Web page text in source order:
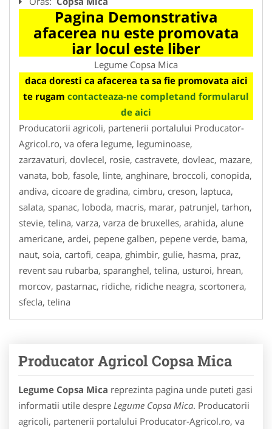
Pagina Demonstrativa
afacerea nu este promovata
iar locul este liber
Legume Copsa Mica
daca doresti ca afacerea ta sa fie promovata aici
te rugam contacteaza-ne completand formularul
de aici
Producatorii agricoli, partenerii portalului Producator-
Agricol.ro, va ofera legume, leguminoase,
zarzavaturi, dovlecel, rosie, castravete, dovleac, mazare,
vanata, bob, fasole, linte, anghinare, broccoli, conopida,
andiva, cicoare de gradina, cimbru, creson, laptuca,
salata, spanac, loboda, macris, marar, patrunjel, tarhon,
stevie, telina, varza, varza de bruxelles, arahida, alune
americane, ardei, pepene galben, pepene verde, bama,
naut, soia, cartofi, ceapa, ghimbir, gulie, hasma, praz,
revent sau rubarba, sparanghel, telina, usturoi, hrean,
morcov, pastarnac, ridiche, ridiche neagra, scortonera,
sfecla, telina
Producator Agricol Copsa Mica
Legume Copsa Mica reprezinta pagina unde puteti gasi
informatii utile despre Legume Copsa Mica. Producatorii
agricoli, partenerii portalului Producator-Agricol.ro, va